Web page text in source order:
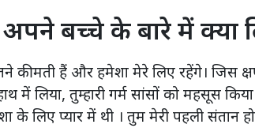
बच्चे के बारे में क्या
कीमती हैं और हमेशा मेरे लिए रहेंगे। जिस
में लिया, तुम्हारी गर्म सांसों को महसूस
लिए प्यार में थी । तुम मेरी पहली संतान